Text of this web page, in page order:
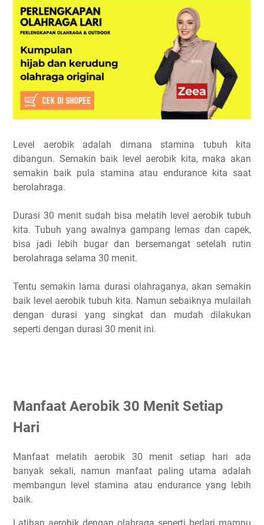
Level aerobik adalah dimana stamina tubuh kita
dibangun. Semakin baik level aerobik kita, maka akan
semakin baik pula stamina atau endurance kita saat
berolahraga.
Durasi 30 menit sudah bisa melatih level aerobik tubuh
kita. Tubuh yang awalnya gampang lemas dan capek,
bisa jadi lebih bugar dan bersemangat setelah rutin
berolahraga selama 30 menit.
Tentu semakin lama durasi olahraganya, akan semakin
baik level aerobik tubuh kita. Namun sebaiknya mulailah
dengan durasi yang singkat dan mudah dilakukan
seperti dengan durasi 30 menit ini.
Manfaat Aerobik 30 Menit Setiap
Hari
Manfaat melatih aerobik 30 menit setiap hari ada
banyak sekali, namun manfaat paling utama adalah
membangun level stamina atau endurance yang lebih
baik.